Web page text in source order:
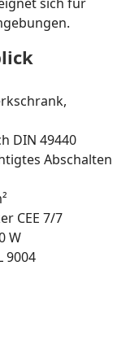
DIN 49440
Abschalten
CEE 7/7
W
9004